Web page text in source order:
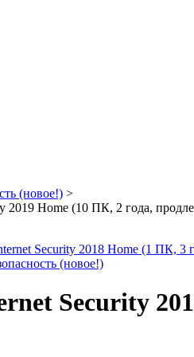
(новое!) >
2019 Home (10 ПК, 2 года,
Security 2018 Home (1 ПК, 3
(новое!)
Security